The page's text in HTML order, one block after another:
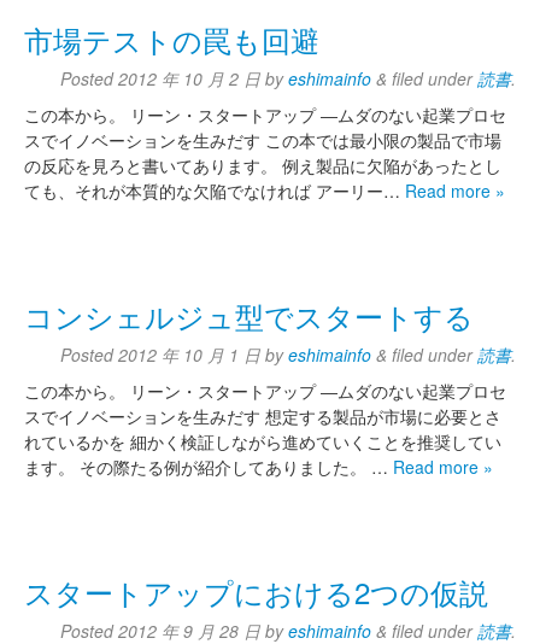
市場テストの罠も回避
Posted2012 年 10 月 2 日 byeshimainfo & filed under読書.
この本から。 リーン・スタートアップ ―ムダのない起業プロセ
スでイノベーションを生みだす この本では最小限の製品で市場
の反応を見ろと書いてあります。 例え製品に欠陥があったとし
ても、それが本質的な欠陥でなければ アーリー… Read more »
コンシェルジュ型でスタートする
Posted2012 年 10 月 1 日 byeshimainfo & filed under読書.
この本から。 リーン・スタートアップ ―ムダのない起業プロセ
スでイノベーションを生みだす 想定する製品が市場に必要とさ
れているかを 細かく検証しながら進めていくことを推奨してい
ます。 その際たる例が紹介してありました。 … Read more »
スタートアップにおける2つの仮説
Posted2012 年 9 月 28 日 byeshimainfo & filed under読書.